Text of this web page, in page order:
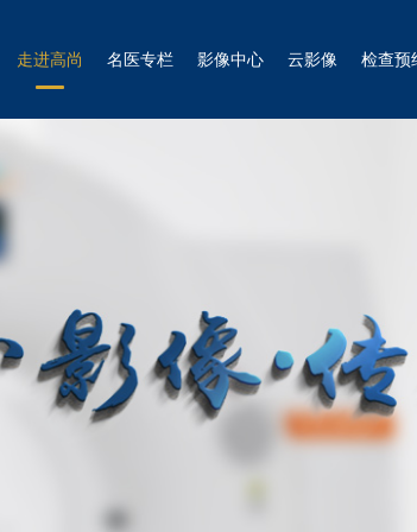
走进高尚 名医专栏 影像中心 云影像 检查预